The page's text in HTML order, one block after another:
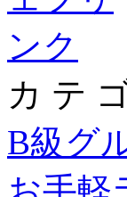
カ テ
B級グ